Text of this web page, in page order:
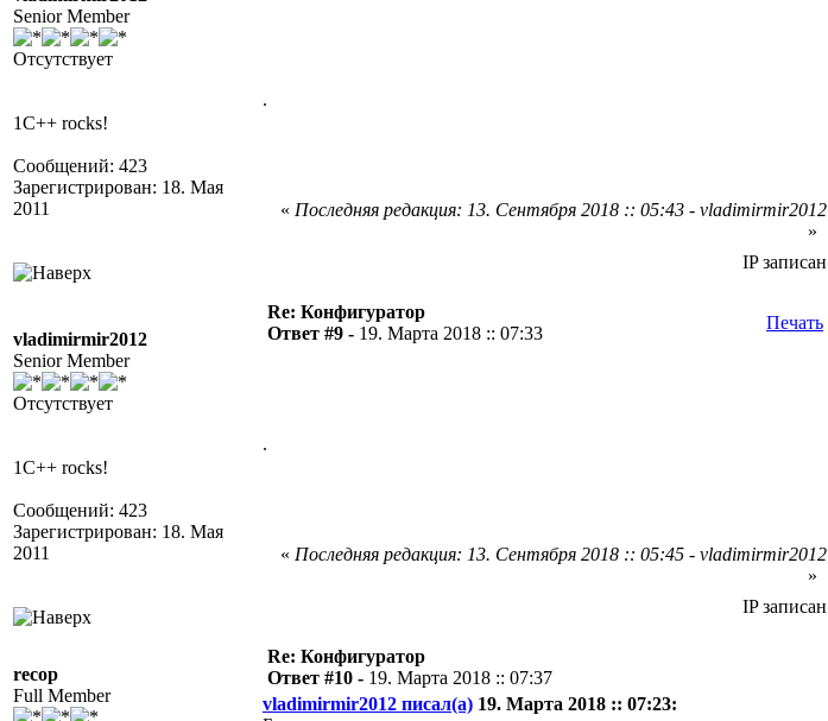
Senior Member
Отсутствует
1C++ rocks!
Сообщений: 423
Зарегистрирован: 18. Мая
2011
.
« Последняя редакция: 13. Сентября 2018 :: 05:43 - vladimirmir2012
»
IP записан
vladimirmir2012
Senior Member
Отсутствует
1C++ rocks!
Сообщений: 423
Зарегистрирован: 18. Мая
2011
Re: Конфигуратор
Ответ #9 - 19. Марта 2018 :: 07:33
Печать
.
« Последняя редакция: 13. Сентября 2018 :: 05:45 - vladimirmir2012
»
IP записан
recop
Full Member
Re: Конфигуратор
Ответ #10 - 19. Марта 2018 :: 07:37
vladimirmir2012 писал(а) 19. Марта 2018 :: 07:23: